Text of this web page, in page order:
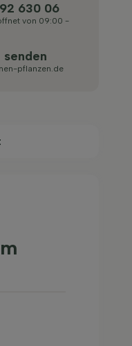
630 06
von 09:00 -
pflanzen.de